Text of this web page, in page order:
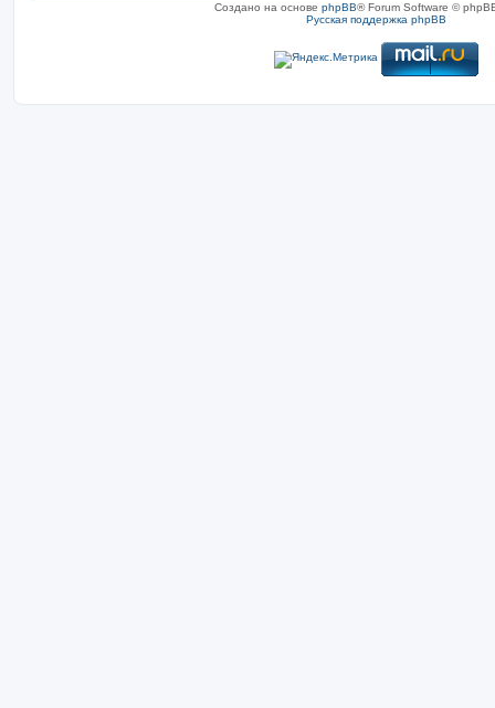
Создано на основе phpBB® Forum Software ©
Русская поддержка phpBB